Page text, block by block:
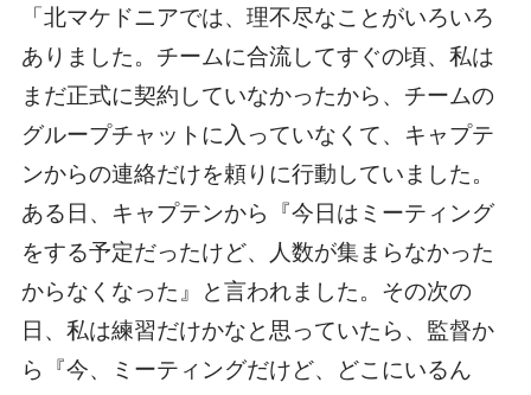
「北マケドニアでは、理不尽なことがいろいろ
ありました。チームに合流してすぐの頃、私は
まだ正式に契約していなかったから、チームの
グループチャットに入っていなくて、キャプテ
ンからの連絡だけを頼りに行動していました。
ある日、キャプテンから『今日はミーティング
をする予定だったけど、人数が集まらなかった
からなくなった』と言われました。その次の
日、私は練習だけかなと思っていたら、監督か
ら『今、ミーティングだけど、どこにいるん